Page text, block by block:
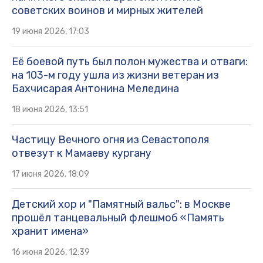
советских воинов и мирных жителей
19 июня 2026, 17:03
Её боевой путь был полон мужества и отваги:
на 103-м году ушла из жизни ветеран из
Бахчисарая Антонина Меледина
18 июня 2026, 13:51
Частицу Вечного огня из Севастополя
отвезут к Мамаеву кургану
17 июня 2026, 18:09
Детский хор и "Памятный вальс": в Москве
прошёл танцевальный флешмоб «Память
хранит имена»
16 июня 2026, 12:39